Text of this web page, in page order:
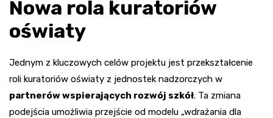
Nowa rola kuratoriów
oświaty
Jednym z kluczowych celów projektu jest przekształcenie
roli kuratoriów oświaty z jednostek nadzorczych w
partnerów wspierających rozwój szkół. Ta zmiana
podejścia umożliwia przejście od modelu „wdrażania dla